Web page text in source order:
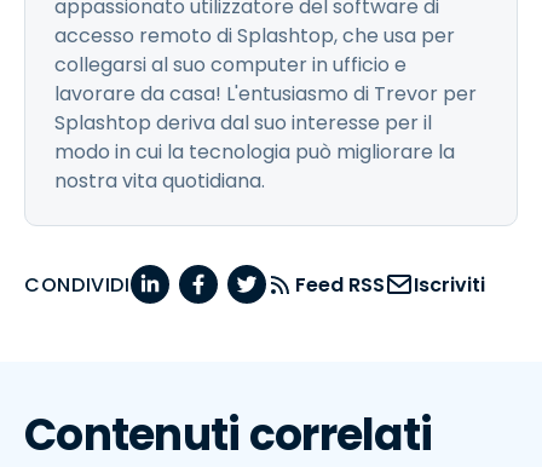
appassionato utilizzatore del software di
accesso remoto di Splashtop, che usa per
collegarsi al suo computer in ufficio e
lavorare da casa! L'entusiasmo di Trevor per
Splashtop deriva dal suo interesse per il
modo in cui la tecnologia può migliorare la
nostra vita quotidiana.
CONDIVIDI Feed RSS Iscriviti
Contenuti correlati